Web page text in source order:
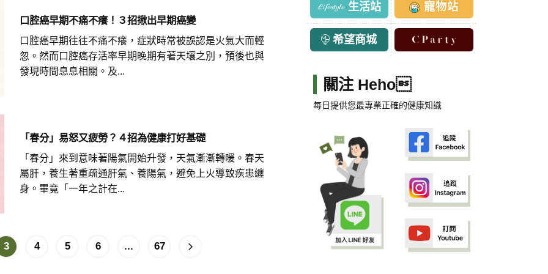
口腔癌早期不痛不癢！３招揪出早期癌變
口腔癌早期往往不痛不癢，症狀時常被誤認是火氣大而輕
忽。然而口腔癌存活率早期晚期有著天壤之別，預後也與
發現時間息息相關。及...
「春分」易怒又疲勞？４招為健康打好基礎
「春分」來到意味著陽氣開始升發，天氣漸漸轉暖。春天
屬肝，養生著重疏通肝氣、養陽氣，避免上火導致疾患纏
身。畢竟「一年之計在...
3 4 5 6 ... 67
生活站 寵物站
希望商城
關注 Heho
每日提供您最專業正確的健康知識